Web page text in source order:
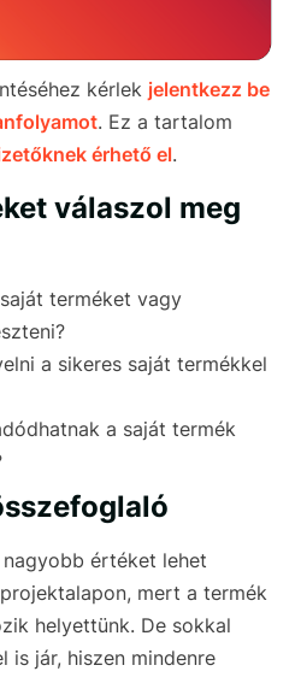
kérlek jelentkezz be
. Ez a tartalom
érhető el.
válaszol meg
terméket vagy
a sikeres saját termékkel
a saját termék
értéket lehet
mert a termék
helyettünk. De sokkal
is jár, hiszen mindenre